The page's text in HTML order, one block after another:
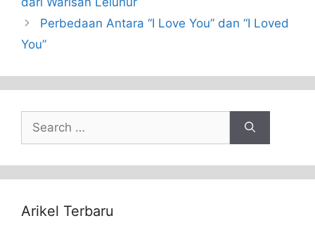
Perbedaan Antara “I Love You” dan “I Loved
You”
Search
for:
Arikel Terbaru